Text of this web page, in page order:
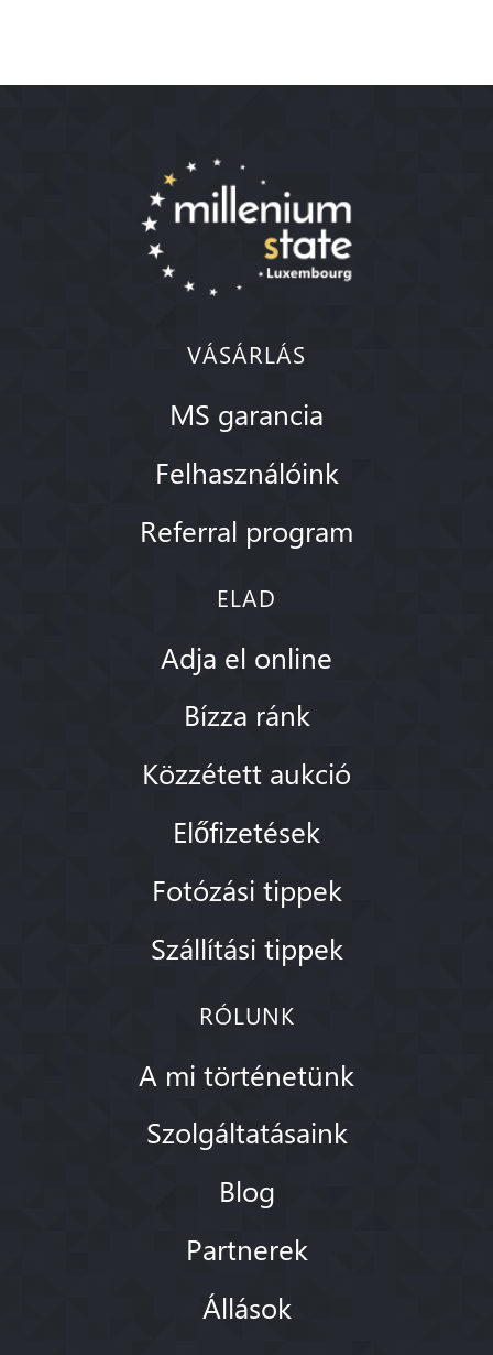
VÁSÁRLÁS
MS garancia
Felhasználóink
Referral program
ELAD
Adja el online
Bízza ránk
Közzétett aukció
Előfizetések
Fotózási tippek
Szállítási tippek
RÓLUNK
A mi történetünk
Szolgáltatásaink
Blog
Partnerek
Állások